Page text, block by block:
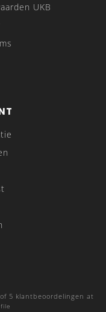
UKB
5 klantbeoordelingen at